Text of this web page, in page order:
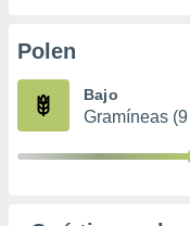
e
mediante
Polen
Bajo
Gramíneas (9